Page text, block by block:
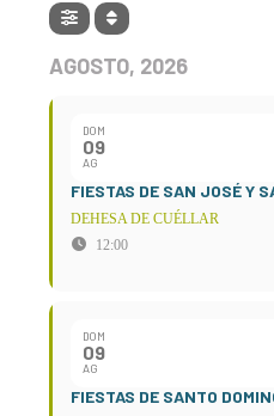
AGOSTO, 2026
DOM
09
AG
FIESTAS DE SAN JOSÉ Y
DEHESA DE CUÉLLAR
12:00
DOM
09
AG
FIESTAS DE SANTO